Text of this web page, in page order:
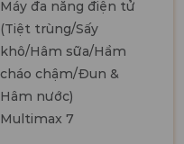
Máy đa năng điện tử
(Tiệt trùng/Sấy
khô/Hâm sữa/Hầm
cháo chậm/Đun &
Hâm nước)
Multimax 7